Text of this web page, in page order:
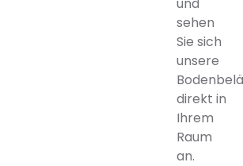
sehen
Sie sich
unsere
direkt in
Ihrem
Raum
an.